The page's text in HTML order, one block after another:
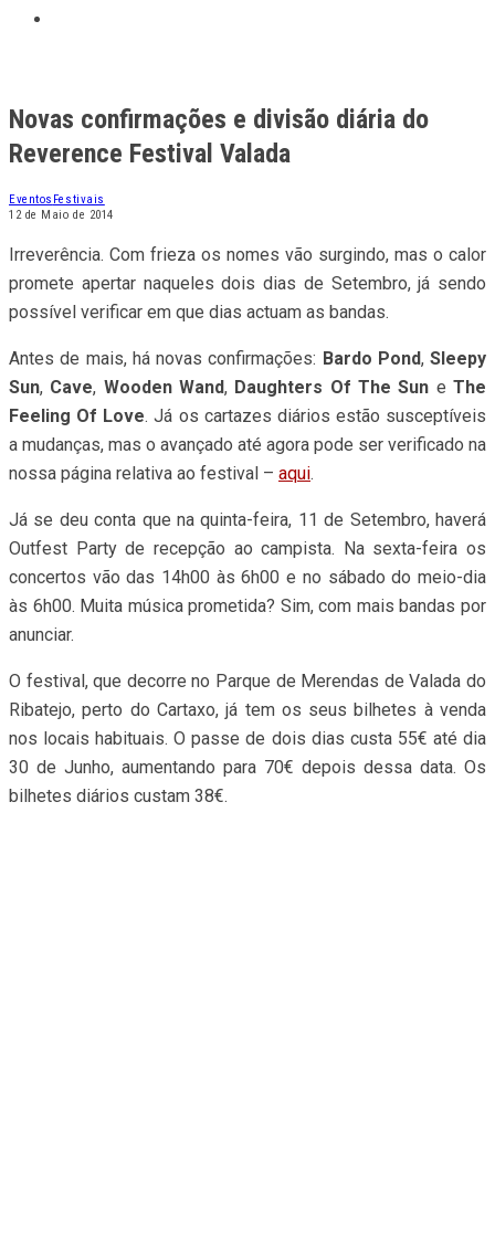
Novas confirmações e divisão diária do
Reverence Festival Valada
Eventos Festivais
12 de Maio de 2014
Irreverência. Com frieza os nomes vão surgindo, mas o calor
promete apertar naqueles dois dias de Setembro, já sendo
possível verificar em que dias actuam as bandas.
Antes de mais, há novas confirmações: Bardo Pond, Sleepy
Sun, Cave, Wooden Wand, Daughters Of The Sun eThe
Feeling Of Love. Já os cartazes diários estão susceptíveis
a mudanças, mas o avançado até agora pode ser verificado na
nossa página relativa ao festival – aqui.
Já se deu conta que na quinta-feira, 11 de Setembro, haverá
Outfest Party de recepção ao campista. Na sexta-feira os
concertos vão das 14h00 às 6h00 e no sábado do meio-dia
às 6h00. Muita música prometida? Sim, com mais bandas por
anunciar.
O festival, que decorre no Parque de Merendas de Valada do
Ribatejo, perto do Cartaxo, já tem os seus bilhetes à venda
nos locais habituais. O passe de dois dias custa 55€ até dia
30 de Junho, aumentando para 70€ depois dessa data. Os
bilhetes diários custam 38€.